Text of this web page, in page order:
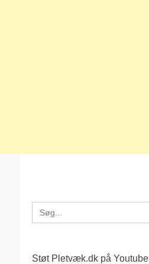
Search
for:
Støt Pletvæk.dk på